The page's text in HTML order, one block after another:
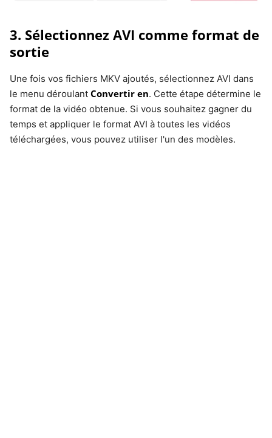
3. Sélectionnez AVI comme format de
sortie
Une fois vos fichiers MKV ajoutés, sélectionnez AVI dans
le menu déroulant Convertir en. Cette étape détermine le
format de la vidéo obtenue. Si vous souhaitez gagner du
temps et appliquer le format AVI à toutes les vidéos
téléchargées, vous pouvez utiliser l'un des modèles.